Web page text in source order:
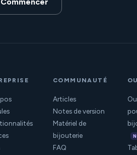
COMMUNAUTÉ
Articles
Notes de version
Matériel de
bijouterie
FAQ